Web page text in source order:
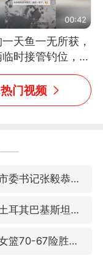
00:42
天鱼一无所获，
时接管钓位，用
钓上大鱼
门视频
泉州市委书记张毅恭被查
沙特土耳其巴基斯坦签署共同防务协议
中国女篮70-67险胜尼日利亚女篮